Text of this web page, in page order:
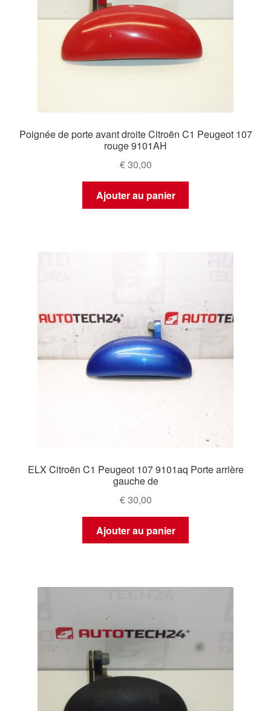
Poignée de porte avant droite Citroën C1 Peugeot 107
rouge 9101AH
€30,00
Ajouter au panier
ELX Citroën C1 Peugeot 107 9101aq Porte arrière
gauche de
€30,00
Ajouter au panier